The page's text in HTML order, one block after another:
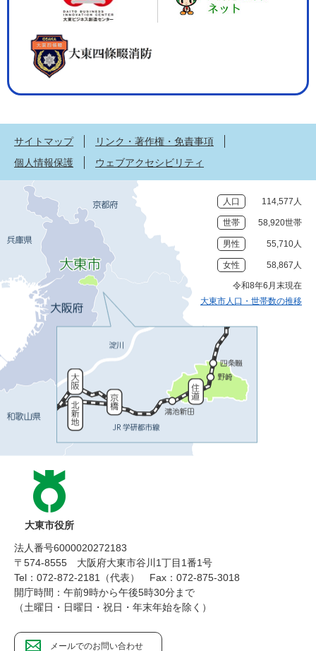
サイトマップ
リンク・著作権・免責事項
個人情報保護
ウェブアクセシビリティ
人口 114,577人
世帯 58,920世帯
男性 55,710人
女性 58,867人
令和8年6月末現在
大東市人口・世帯数の推移
大東市役所
法人番号6000020272183
〒574-8555 大阪府大東市谷川1丁目1番1号
Tel：072-872-2181（代表）
Fax：072-875-3018
開庁時間：午前9時から午後5時30分まで
（土曜日・日曜日・祝日・年末年始を除く）
メールでのお問い合わせ